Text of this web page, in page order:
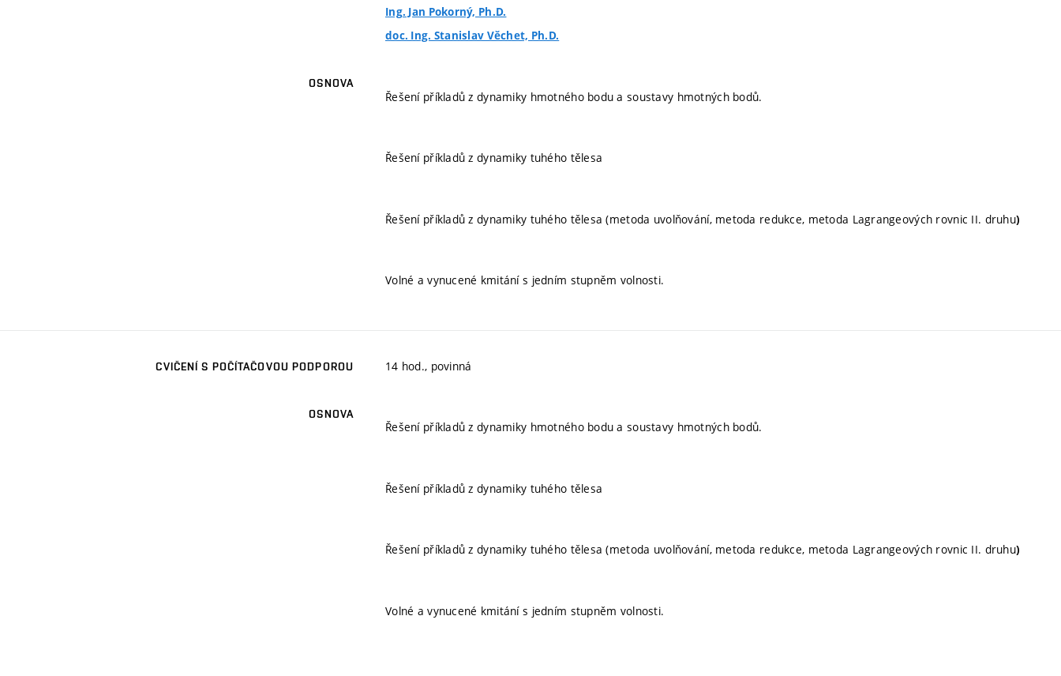
Ing. Jan Pokorný, Ph.D.
doc. Ing. Stanislav Věchet, Ph.D.
OSNOVA
Řešení příkladů z dynamiky hmotného bodu a soustavy hmotných bodů.
Řešení příkladů z dynamiky tuhého tělesa
Řešení příkladů z dynamiky tuhého tělesa (metoda uvolňování, metoda redukce, metoda Lagrangeových rovnic II. druhu)
Volné a vynucené kmitání s jedním stupněm volnosti.
CVIČENÍ S POČÍTAČOVOU PODPOROU 14 hod., povinná
OSNOVA
Řešení příkladů z dynamiky hmotného bodu a soustavy hmotných bodů.
Řešení příkladů z dynamiky tuhého tělesa
Řešení příkladů z dynamiky tuhého tělesa (metoda uvolňování, metoda redukce, metoda Lagrangeových rovnic II. druhu)
Volné a vynucené kmitání s jedním stupněm volnosti.